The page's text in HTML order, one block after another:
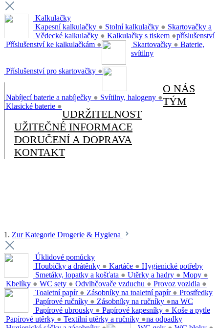
Kalkulačky
Kapesní kalkulačky ● Stolní kalkulačky ●
Vědecké kalkulačky ● Kalkulačky s tiskem ●
Příslušenství ke kalkulačkám ●
Skartovačky a
příslušenství
Skartovačky ●
Příslušenství pro skartovačky ●
Baterie,
svítilny
Nabíjecí baterie a nabíječky ● Svítilny, halogeny ●
Klasické baterie ●
O NÁS
TÝM
UDRŽITELNOST
UŽITEČNÉ INFORMACE
DORUČENÍ A DOPRAVA
KONTAKT
1. Zur Kategorie Drogerie & Hygiena
Úklidové pomůcky
Houbičky a drátěnky ● Kartáče ●
Smetáky, lopatky a košťata ● Utěrky a hadry ● Mopy ●
Kbelíky ● WC sety ● Odvlhčovače vzduchu ● Provoz vozidla ●
Hygienické potřeby
Toaletní papír ● Zásobníky na toaletní papír ●
Papírové ručníky ● Zásobníky na ručníky ●
Papírové ubrousky ● Papírové kapesníky ●
Papírové utěrky ● Textilní utěrky a ručníky ●
Prostředky
na WC
Koše a pytle
na odpadky